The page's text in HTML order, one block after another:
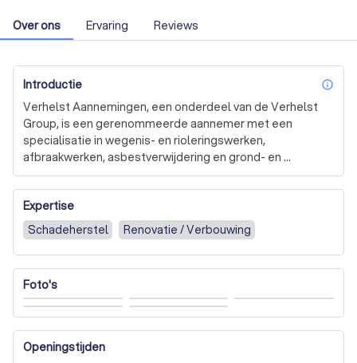
Over ons Ervaring Reviews
Introductie
Verhelst Aannemingen, een onderdeel van de Verhelst
Group, is een gerenommeerde aannemer met een
specialisatie in wegenis- en rioleringswerken,
afbraakwerken, asbestverwijdering en grond- en
saneringswerken. Sinds 1958 onderscheiden we ons door
onze veelzijdigheid en uitgebreide ervaring in de
bouwsector. We zijn trots op onze diepgaande expertise
en constante drang naar innovatie, waardoor we vandaag
aan de top staan in de Belgische bouwwereld.
grondige studie en overleg kunnen we de werken binnen
een beperkte uitvoeringstermijn realiseren, altijd met
in asbestverwij
Expertise
Schadeherstel
Renovatie / Verbouwing
Foto's
Openingstijden